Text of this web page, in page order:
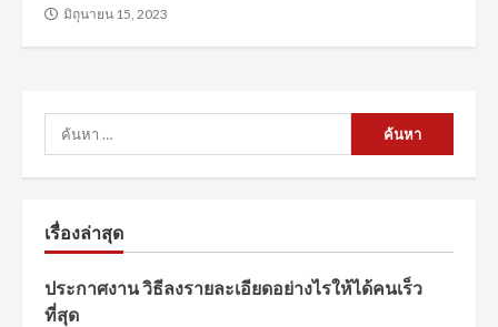
มิถุนายน 15, 2023
ค้นหา
สำหรับ:
เรื่องล่าสุด
ประกาศงาน วิธีลงรายละเอียดอย่างไรให้ได้คนเร็ว
ที่สุด